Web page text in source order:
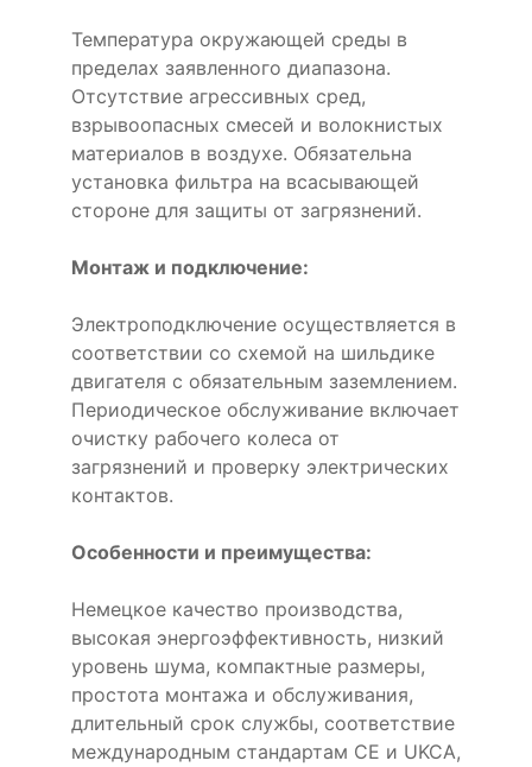
Температура окружающей среды в
пределах заявленного диапазона.
Отсутствие агрессивных сред,
взрывоопасных смесей и волокнистых
материалов в воздухе. Обязательна
установка фильтра на всасывающей
стороне для защиты от загрязнений.
Монтаж и подключение:
Электроподключение осуществляется в
соответствии со схемой на шильдике
двигателя с обязательным заземлением.
Периодическое обслуживание включает
очистку рабочего колеса от
загрязнений и проверку электрических
контактов.
Особенности и преимущества:
Немецкое качество производства,
высокая энергоэффективность, низкий
уровень шума, компактные размеры,
простота монтажа и обслуживания,
длительный срок службы, соответствие
международным стандартам CE и UKCA,